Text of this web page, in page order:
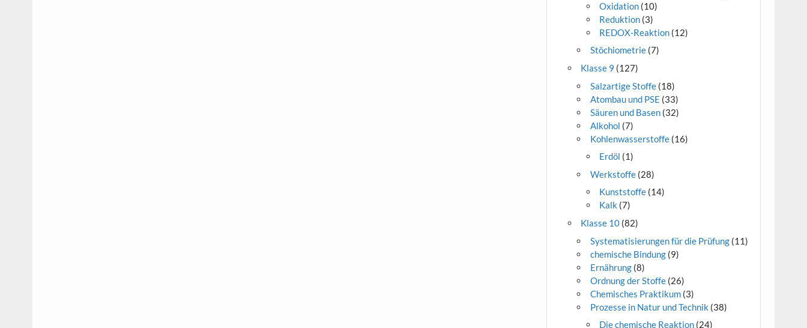
Oxidation(10)
Reduktion(3)
REDOX-Reaktion(12)
Stöchiometrie(7)
Klasse 9 (127)
Salzartige Stoffe(18)
Atombau und PSE (33)
Säuren und Basen(32)
Alkohol (7)
Kohlenwasserstoffe(16)
Erdöl (1)
Werkstoffe(28)
Kunststoffe(14)
Kalk (7)
Klasse 10 (82)
Systematisierungen für die Prüfung(11)
chemische Bindung(9)
Ernährung(8)
Ordnung der Stoffe(26)
Chemisches Praktikum(3)
Prozesse in Natur und Technik (38)
Die chemische Reaktion(24)